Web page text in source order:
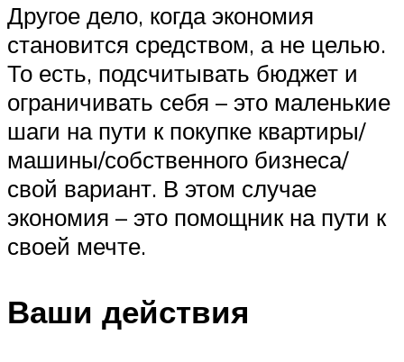
Другое дело, когда экономия
становится средством, а не целью.
То есть, подсчитывать бюджет и
ограничивать себя – это маленькие
шаги на пути к покупке квартиры/
машины/собственного бизнеса/
свой вариант. В этом случае
экономия – это помощник на пути к
своей мечте.
Ваши действия